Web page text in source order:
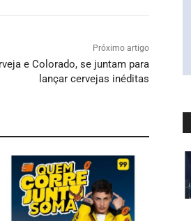
Próximo artigo
e Colorado, se juntam para
lançar cervejas inéditas